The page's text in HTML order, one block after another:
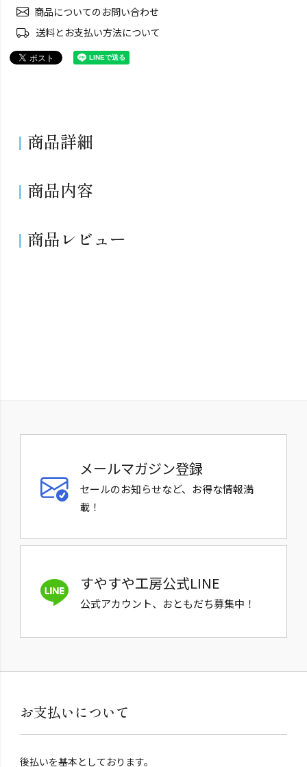
商品についてのお問い合わせ
送料とお支払い方法について
商品詳細
商品内容
商品レビュー
メールマガジン登録
セールのお知らせなど、お得な情報満
載！
すやすや工房公式LINE
公式アカウント、おともだち募集中！
お支払いについて
後払いを基本としております。